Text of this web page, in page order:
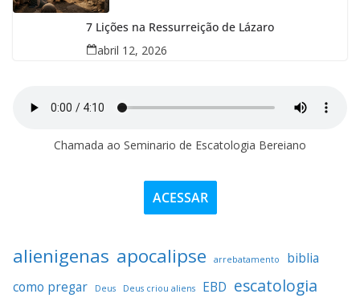
7 Lições na Ressurreição de Lázaro
abril 12, 2026
Chamada ao Seminario de Escatologia Bereiano
ACESSAR
alienigenas apocalipse arrebatamento
biblia
como pregar
Deus Deus criou aliens EBD escatologia